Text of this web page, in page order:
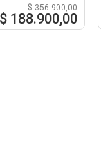
$ 356.900,00
$ 188.900,00